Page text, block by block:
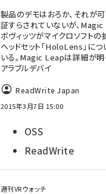
製品のデモはおろか、それが
証すらされていないが、
ボヴィッツがマイクロソフトの
ヘッドセット「HoloLens」に
いる。Magic Leapは詳細が明
アラブルデバイ
ReadWrite Japan
2015年3月7日 15:00
OSS
ReadWrite
週刊VRウォッチ